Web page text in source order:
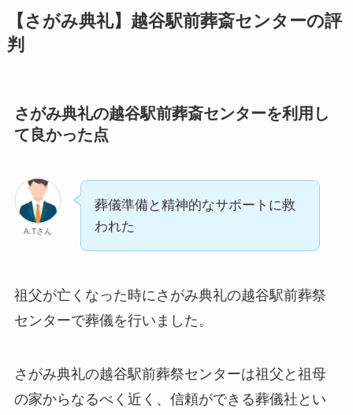
【さがみ典礼】越谷駅前葬斎センターの評
判
さがみ典礼の越谷駅前葬斎センターを利用し
て良かった点
A.Tさん
葬儀準備と精神的なサポートに救
われた
祖父が亡くなった時にさがみ典礼の越谷駅前葬祭
センターで葬儀を行いました。
さがみ典礼の越谷駅前葬祭センターは祖父と祖母
の家からなるべく近く、信頼ができる葬儀社とい